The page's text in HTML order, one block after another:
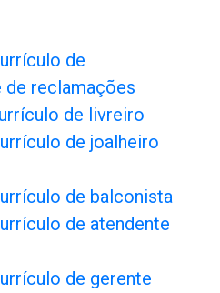
de
de reclamações
de livreiro
de joalheiro
de balconista
de atendente
de gerente